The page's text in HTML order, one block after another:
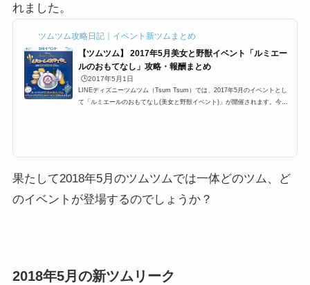
れました。
ツムツム攻略日記｜イベント新ツムまとめ
【ツムツム】 2017年5月美女と野獣イベント「ルミエー
ルのおもてなし」攻略・報酬まとめ
🕒️2017年5月1日
LINEディズニーツムツム（Tsum Tsum）では、2017年5月のイベントとし
て「ルミエールのおもてなし(美女と野獣イベント)」が開催されます。今回
方法と遊び方、基本的な攻略...
果たして2018年5月のツムツムでは一体どのツム、ど
のイベントが登場するのでしょうか？
2018年5月の新ツムリーク